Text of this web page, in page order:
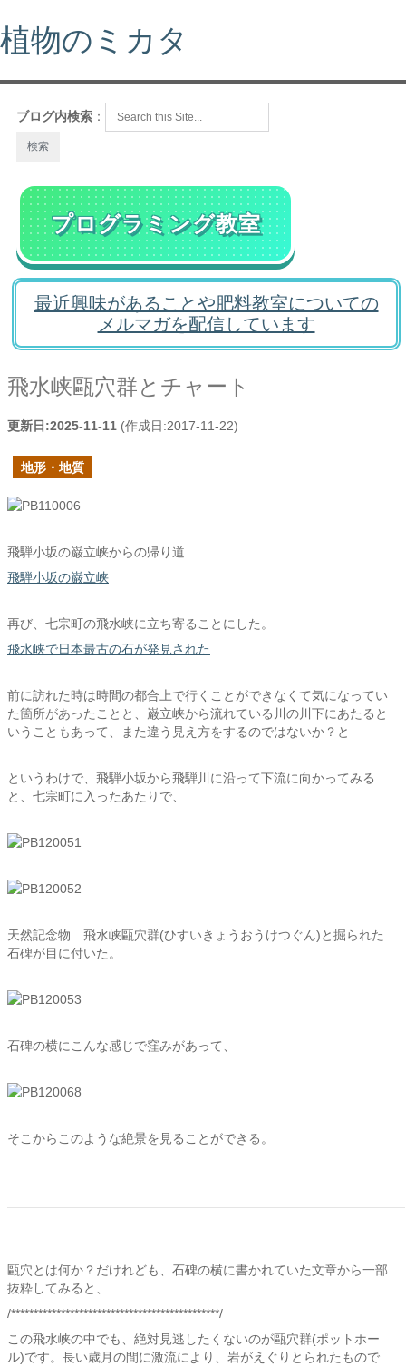
植物のミカタ
ブログ内検索 ：
プログラミング教室
最近興味があることや肥料教室についての
メルマガを配信しています
飛水峡甌穴群とチャート
更新日:2025-11-11 (作成日:2017-11-22)
地形・地質
飛騨小坂の巌立峡からの帰り道
飛騨小坂の巌立峡
再び、七宗町の飛水峡に立ち寄ることにした。
飛水峡で日本最古の石が発見された
前に訪れた時は時間の都合上で行くことができなくて気になってい
た箇所があったことと、巌立峡から流れている川の川下にあたると
いうこともあって、また違う見え方をするのではないか？と
というわけで、飛騨小坂から飛騨川に沿って下流に向かってみる
と、七宗町に入ったあたりで、
天然記念物 飛水峡甌穴群(ひすいきょうおうけつぐん)と掘られた
石碑が目に付いた。
石碑の横にこんな感じで窪みがあって、
そこからこのような絶景を見ることができる。
甌穴とは何か？だけれども、石碑の横に書かれていた文章から一部
抜粋してみると、
/**********************************************/
この飛水峡の中でも、絶対見逃したくないのが甌穴群(ポットホー
ル)です。長い歳月の間に激流により、岩がえぐりとられたもので